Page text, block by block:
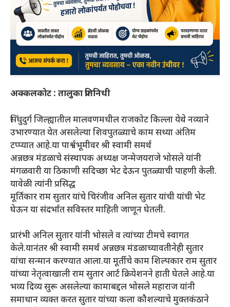
अक्कलकोट : तालुका प्रतिनिधी
सिंधुदुर्ग जिल्ह्यातील मालवणमधील राजकोट किल्ला येथे नव्याने
उभारण्यात येत असलेल्या शिवपुतळ्याचे काम सध्या अंतिम
टप्प्यात आहे.या पार्श्वभूमीवर श्री स्वामी समर्थ
अन्नछत्र मंडळाचे संस्थापक अध्यक्ष जन्मेजयराजे भोसले यांनी
मंगळवारी या ठिकाणी सदिच्छा भेट देऊन पुतळ्याची पाहणी केली.
यावेळी त्यांनी प्रसिद्ध
मूर्तिकार राम सुतार यांचे चिरंजीव अनिल सुतार यांची यांची भेट
घेऊन या संदर्भात सविस्तर माहिती जाणून घेतली.
प्रारंभी अनिल सुतार यांनी भोसले व त्यांच्या टीमचे स्वागत
केले.यानंतर श्री स्वामी समर्थ अन्नछत्र मंडळाच्यावतीनेही सुतार
यांचा सन्मान करण्यात आला.या मूर्तीचे काम शिल्पकार राम सुतार
यांच्या नेतृत्वाखाली राम सुतार आर्ट क्रियेशनने हाती घेतले आहे.या
भव्य दिव्य सुरू असलेल्या कामाबद्दल भोसले महाराज यांनी
समाधान व्यक्त करत सुतार यांच्या कला कौशल्याचे मुक्तकंठाने